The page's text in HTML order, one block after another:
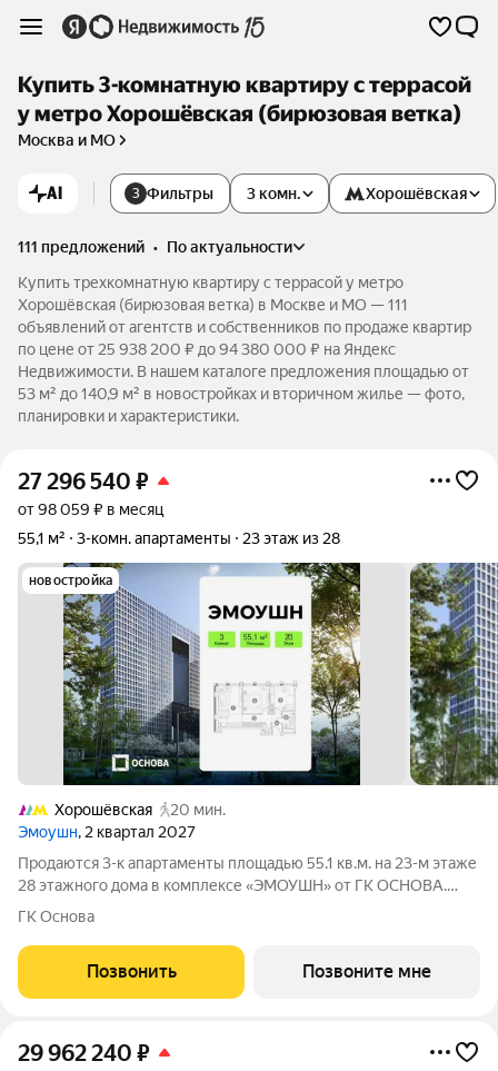
Купить 3-комнатную квартиру с террасой
у метро Хорошёвская (бирюзовая ветка)
Москва и МО
AI 3 Фильтры 3 комн. Хорошёвская
111 предложений •
по актуальности
Купить трехкомнатную квартиру с террасой у метро
Хорошёвская (бирюзовая ветка) в Москве и МО — 111
объявлений от агентств и собственников по продаже квартир
по цене от 25 938 200 ₽ до 94 380 000 ₽ на Яндекс
Недвижимости. В нашем каталоге предложения площадью от
53 м² до 140,9 м² в новостройках и вторичном жилье — фото,
планировки и характеристики.
27 296 540 ₽
от 98 059 ₽ в месяц
55,1 м²
3-комн. апартаменты 23 этаж из 28
новостройка
Хорошёвская
20 мин.
Эмоушн, 2 квартал 2027
Продаются 3-к апартаменты площадью 55.1 кв.м. на 23-м этаже
28 этажного дома в комплексе «ЭМОУШН» от ГК ОСНОВА.
«ЭМОУШН» многофункциональный комплекс апартаментов
(СЗАО), новый выразительный акцент
ГК Основа
Позвонить Позвоните мне
29 962 240 ₽